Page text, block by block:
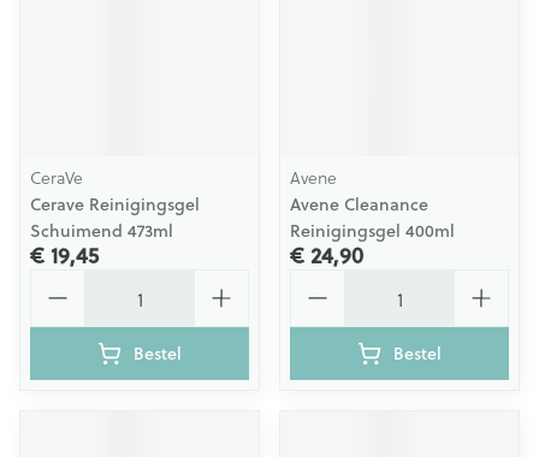
CeraVe
Cerave Reinigingsgel
Schuimend 473ml
€ 19,45
Bestel
Avene
Avene Cleanance
Reinigingsgel 400ml
€ 24,90
Bestel